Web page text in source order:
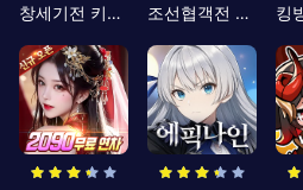
창세기전 키우기 조선협객전 클래식